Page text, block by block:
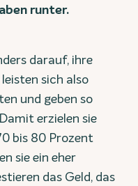
runter.
darauf, ihre
sich also
und geben so
erzielen sie
bis 80 Prozent
sie ein eher
das Geld, das